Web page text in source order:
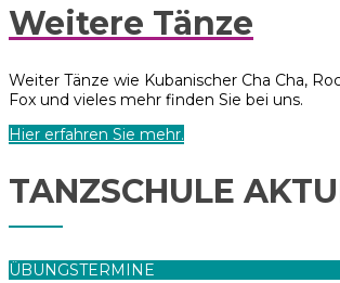
Weitere Tänze
Weiter Tänze wie Kubanischer Cha Cha,
Fox und vieles mehr finden Sie bei uns.
Hier erfahren Sie mehr.
TANZSCHULE
ÜBUNGSTERMINE